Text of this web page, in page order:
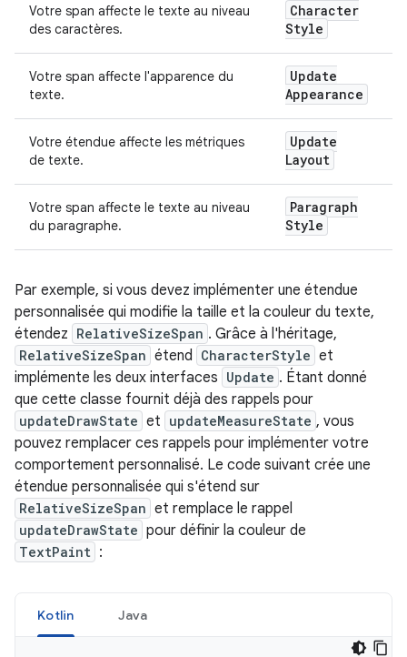
Votre span affecte le texte au niveau
des caractères.
Character
Style
Votre span affecte l'apparence du
texte.
Update
Appearance
Votre étendue affecte les métriques
de texte.
Update
Layout
Votre span affecte le texte au niveau
du paragraphe.
Paragraph
Style
Par exemple, si vous devez implémenter une étendue
personnalisée qui modifie la taille et la couleur du texte,
étendez RelativeSizeSpan . Grâce à l'héritage,
RelativeSizeSpan étend CharacterStyle et
implémente les deux interfaces Update . Étant donné
que cette classe fournit déjà des rappels pour
updateDrawState et updateMeasureState , vous
pouvez remplacer ces rappels pour implémenter votre
comportement personnalisé. Le code suivant crée une
étendue personnalisée qui s'étend sur
RelativeSizeSpan et remplace le rappel
updateDrawState pour définir la couleur de
TextPaint :
Kotlin Java